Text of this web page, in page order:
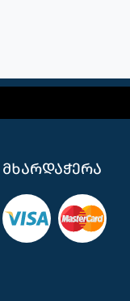
მხარდაჭერა